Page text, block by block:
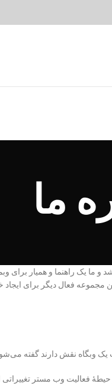
ما
و ما یک راهنما و همیار
شما میباشد که شما را از سایر رقبا متمایز میکند بخاطر
وبگاه نقش دارند گفته
وب مستر تغییراتی